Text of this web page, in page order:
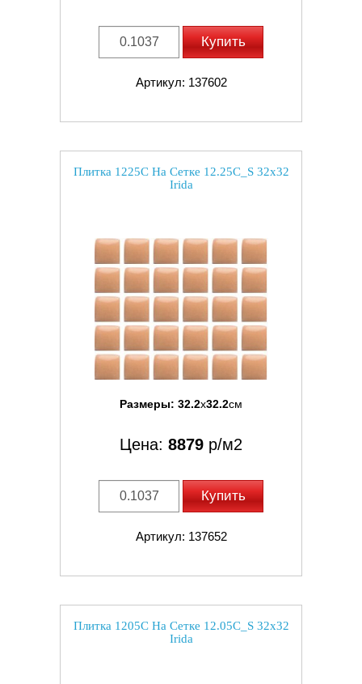
Купить
Артикул: 137602
Плитка 1225C На Сетке 12.25C_S 32x32
Irida
Размеры: 32.2x32.2см
Цена: 8879 р/м2
Купить
Артикул: 137652
Плитка 1205C На Сетке 12.05C_S 32x32
Irida